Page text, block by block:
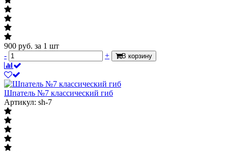
900 руб. за 1 шт
-
+ В корзину
Шпатель №7 классический гиб
Артикул: sh-7